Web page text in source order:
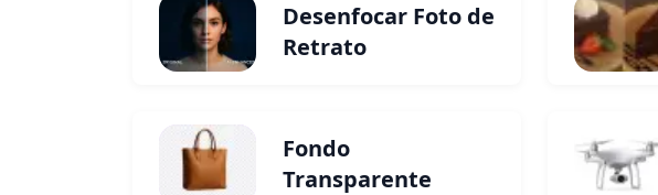
Desenfocar Foto de
Retrato
Fondo
Transparente